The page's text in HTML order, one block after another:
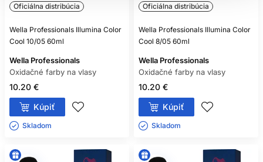
Oficiálna distribúcia
Wella Professionals Illumina Color
Cool 10/05 60ml
Wella Professionals
Oxidačné farby na vlasy
10.20 €
Kúpiť
Skladom ㅤ
Oficiálna distribúcia
Wella Professionals Illumina Color
Cool 8/05 60ml
Wella Professionals
Oxidačné farby na vlasy
10.20 €
Kúpiť
Skladom ㅤ